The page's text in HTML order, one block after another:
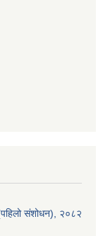
(पहिलो संशोधन), २०८२